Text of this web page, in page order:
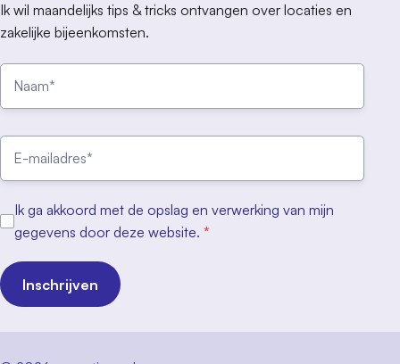
Ik wil maandelijks tips & tricks ontvangen over locaties en
zakelijke bijeenkomsten.
Ik ga akkoord met de opslag en verwerking van mijn
gegevens door deze website. *
Inschrijven